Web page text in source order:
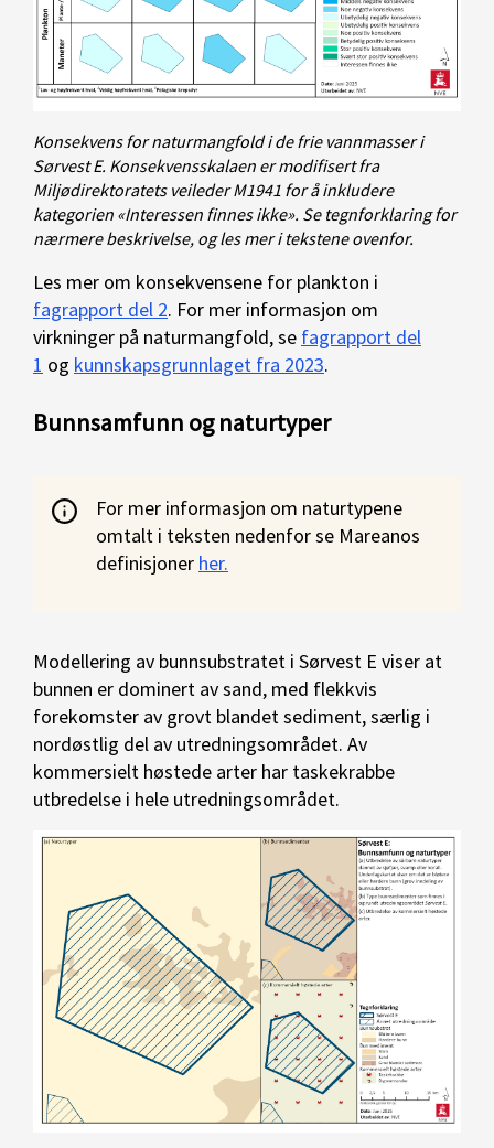
Konsekvens for naturmangfold i de frie vannmasser i
Sørvest E. Konsekvensskalaen er modifisert fra
Miljødirektoratets veileder M1941 for å inkludere
kategorien «Interessen finnes ikke». Se tegnforklaring for
nærmere beskrivelse, og les mer i tekstene ovenfor.
Les mer om konsekvensene for plankton i
fagrapport del 2. For mer informasjon om
virkninger på naturmangfold, se fagrapport del
1 og kunnskapsgrunnlaget fra 2023.
Bunnsamfunn og naturtyper
For mer informasjon om naturtypene
omtalt i teksten nedenfor se Mareanos
definisjoner her.
Modellering av bunnsubstratet i Sørvest E viser at
bunnen er dominert av sand, med flekkvis
forekomster av grovt blandet sediment, særlig i
nordøstlig del av utredningsområdet. Av
kommersielt høstede arter har taskekrabbe
utbredelse i hele utredningsområdet.